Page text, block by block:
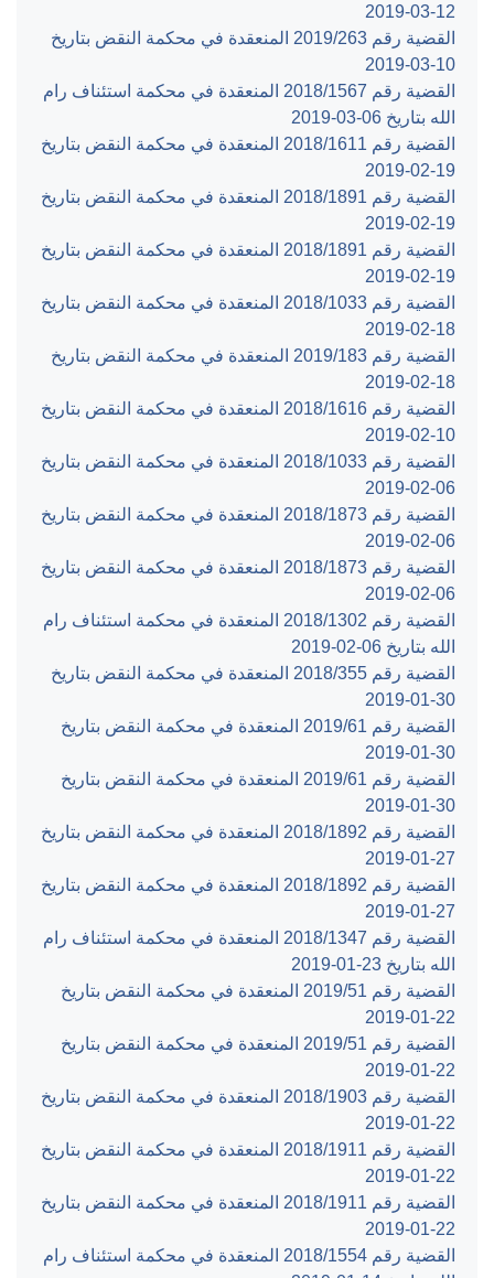
‎2019-03-12‏
القضية رقم ‎263‏/‎2019‏ المنعقدة في محكمة النقض بتاريخ
‎2019-03-10‏
القضية رقم ‎1567‏/‎2018‏ المنعقدة في محكمة استئناف رام
الله بتاريخ ‎2019-03-06‏
القضية رقم ‎1611‏/‎2018‏ المنعقدة في محكمة النقض بتاريخ
‎2019-02-19‏
القضية رقم ‎1891‏/‎2018‏ المنعقدة في محكمة النقض بتاريخ
‎2019-02-19‏
القضية رقم ‎1891‏/‎2018‏ المنعقدة في محكمة النقض بتاريخ
‎2019-02-19‏
القضية رقم ‎1033‏/‎2018‏ المنعقدة في محكمة النقض بتاريخ
‎2019-02-18‏
القضية رقم ‎183‏/‎2019‏ المنعقدة في محكمة النقض بتاريخ
‎2019-02-18‏
القضية رقم ‎1616‏/‎2018‏ المنعقدة في محكمة النقض بتاريخ
‎2019-02-10‏
القضية رقم ‎1033‏/‎2018‏ المنعقدة في محكمة النقض بتاريخ
‎2019-02-06‏
القضية رقم ‎1873‏/‎2018‏ المنعقدة في محكمة النقض بتاريخ
‎2019-02-06‏
القضية رقم ‎1873‏/‎2018‏ المنعقدة في محكمة النقض بتاريخ
‎2019-02-06‏
القضية رقم ‎1302‏/‎2018‏ المنعقدة في محكمة استئناف رام
الله بتاريخ ‎2019-02-06‏
القضية رقم ‎355‏/‎2018‏ المنعقدة في محكمة النقض بتاريخ
‎2019-01-30‏
القضية رقم ‎61‏/‎2019‏ المنعقدة في محكمة النقض بتاريخ
‎2019-01-30‏
القضية رقم ‎61‏/‎2019‏ المنعقدة في محكمة النقض بتاريخ
‎2019-01-30‏
القضية رقم ‎1892‏/‎2018‏ المنعقدة في محكمة النقض بتاريخ
‎2019-01-27‏
القضية رقم ‎1892‏/‎2018‏ المنعقدة في محكمة النقض بتاريخ
‎2019-01-27‏
القضية رقم ‎1347‏/‎2018‏ المنعقدة في محكمة استئناف رام
الله بتاريخ ‎2019-01-23‏
القضية رقم ‎51‏/‎2019‏ المنعقدة في محكمة النقض بتاريخ
‎2019-01-22‏
القضية رقم ‎51‏/‎2019‏ المنعقدة في محكمة النقض بتاريخ
‎2019-01-22‏
القضية رقم ‎1903‏/‎2018‏ المنعقدة في محكمة النقض بتاريخ
‎2019-01-22‏
القضية رقم ‎1911‏/‎2018‏ المنعقدة في محكمة النقض بتاريخ
‎2019-01-22‏
القضية رقم ‎1911‏/‎2018‏ المنعقدة في محكمة النقض بتاريخ
‎2019-01-22‏
القضية رقم ‎1554‏/‎2018‏ المنعقدة في محكمة استئناف رام